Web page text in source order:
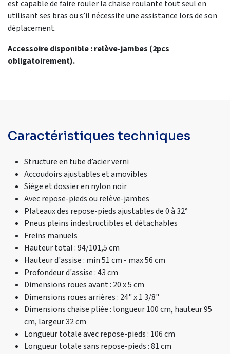
est capable de faire rouler la chaise roulante tout seul en
utilisant ses bras ou s’il nécessite une assistance lors de son
déplacement.
Accessoire disponible : relève-jambes (2pcs
obligatoirement).
Caractéristiques techniques
Structure en tube d’acier verni
Accoudoirs ajustables et amovibles
Siège et dossier en nylon noir
Avec repose-pieds ou relève-jambes
Plateaux des repose-pieds ajustables de 0 à 32°
Pneus pleins indestructibles et détachables
Freins manuels
Hauteur total : 94/101,5 cm
Hauteur d'assise : min 51 cm - max 56 cm
Profondeur d'assise : 43 cm
Dimensions roues avant : 20 x 5 cm
Dimensions roues arrières : 24" x 1 3/8"
Dimensions chaise pliée : longueur 100 cm, hauteur 95
cm, largeur 32 cm
Longueur totale avec repose-pieds : 106 cm
Longueur totale sans repose-pieds : 81 cm